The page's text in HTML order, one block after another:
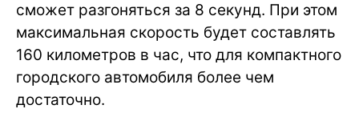
сможет разгоняться за 8 секунд. При этом
максимальная скорость будет составлять
160 километров в час, что для компактного
городского автомобиля более чем
достаточно.